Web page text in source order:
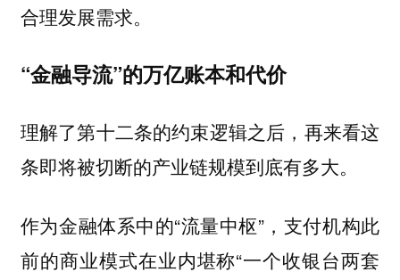
合理发展需求。
“金融导流”的万亿账本和代价
理解了第十二条的约束逻辑之后，再来看这
条即将被切断的产业链规模到底有多大。
作为金融体系中的“流量中枢”，支付机构此
前的商业模式在业内堪称“一个收银台两套